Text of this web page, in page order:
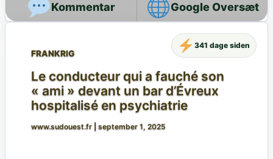
Google Oversæt
FRANKRIG
Le conducteur qui a fauché son
« ami » devant un bar d’Évreux
hospitalisé en psychiatrie
www.sudouest.fr september 1, 2025
341 dage siden